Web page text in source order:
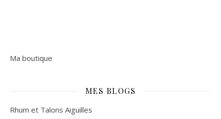
Ma boutique
MES BLOGS
Rhum et Talons Aiguilles